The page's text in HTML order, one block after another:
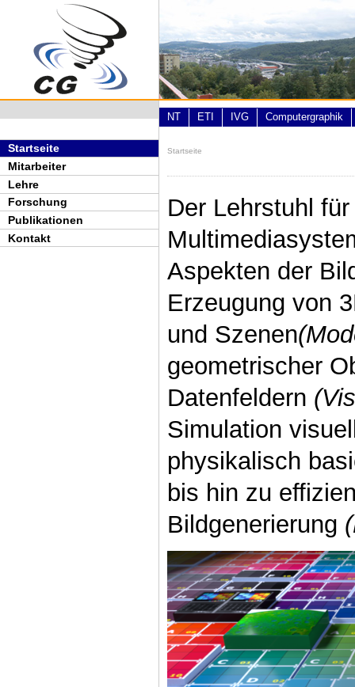
Direkt zum Inhalt
Startseite
Mitarbeiter
Lehre
Forschung
Publikationen
Kontakt
NT ETI IVG Computergraphik
Sie sind hier
Startseite
Der Lehrstuhl
Aspekten der
Erzeugung von
und Szenen
geometrischer
Datenfeldern
Simulation
physikalisch
bis hin zu
Bildgenerierung